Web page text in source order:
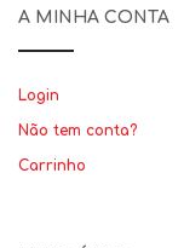
A MINHA CONTA
Login
Não tem conta?
Carrinho